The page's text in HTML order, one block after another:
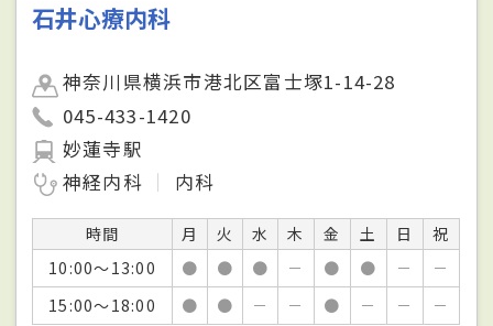
石井心療内科
神奈川県横浜市港北区富士塚1-14-28
045-433-1420
妙蓮寺駅
神経内科
内科
時間 月 火 水 木 金 土 日
祝
10:00～13:00
● ● ● － ● ● －
－
15:00～18:00
● ● － － ● － － －